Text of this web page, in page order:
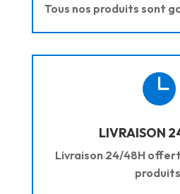
Tous nos produits sont

LIVRAISON
Livraison 24/48H
produits